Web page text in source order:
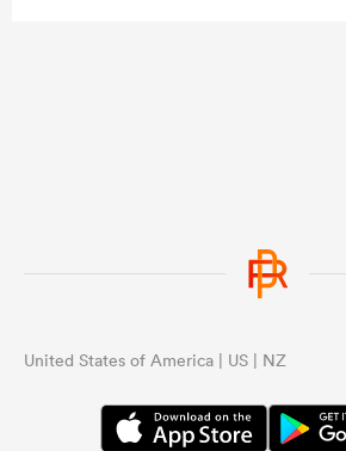
United States of America | US | NZ